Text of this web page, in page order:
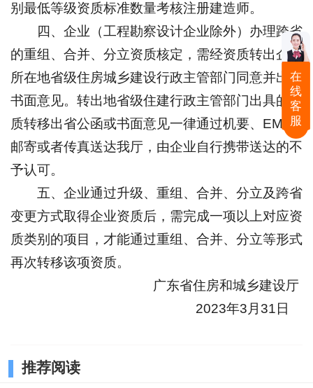
别最低等级资质标准数量考核注册建造师。
四、企业（工程勘察设计企业除外）办理跨省
的重组、合并、分立资质核定，需经资质转出企业
所在地省级住房城乡建设行政主管部门同意并出具
书面意见。转出地省级住建行政主管部门出具的资
质转移出省公函或书面意见一律通过机要、EMS
邮寄或者传真送达我厅，由企业自行携带送达的不
予认可。
五、企业通过升级、重组、合并、分立及跨省
变更方式取得企业资质后，需完成一项以上对应资
质类别的项目，才能通过重组、合并、分立等形式
再次转移该项资质。
广东省住房和城乡建设厅
2023年3月31日
推荐阅读
在
线
客
服